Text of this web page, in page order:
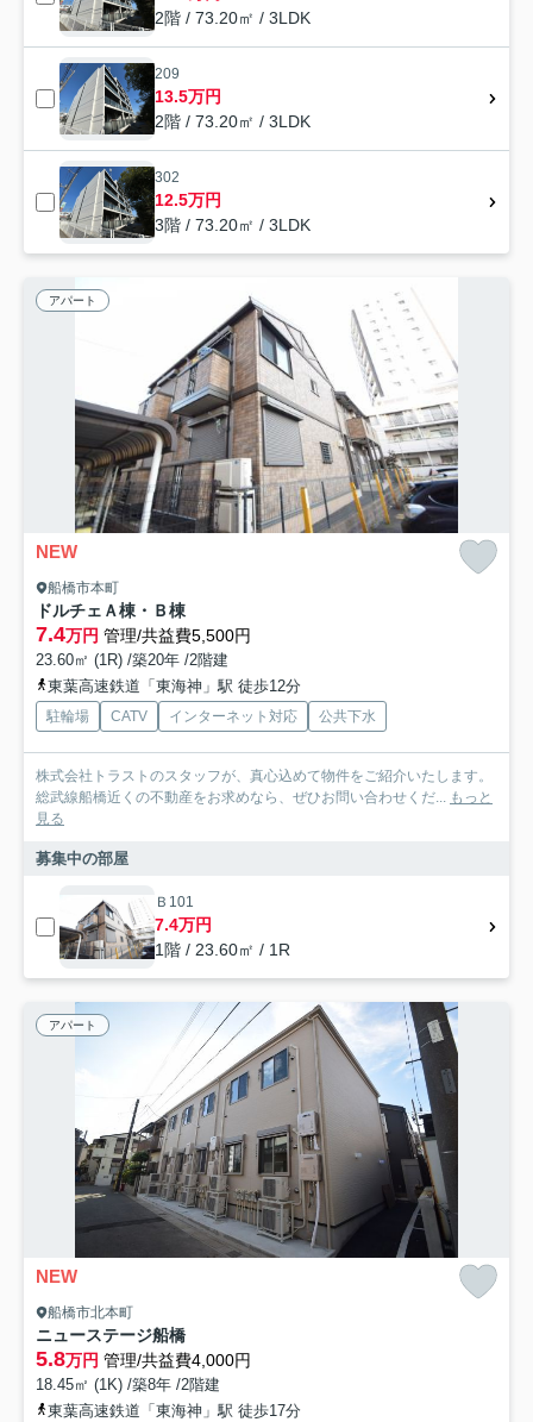
2階 / 73.20㎡ / 3LDK
209
13.5万円
2階 / 73.20㎡ / 3LDK
302
12.5万円
3階 / 73.20㎡ / 3LDK
アパート
NEW
船橋市本町
ドルチェＡ棟・Ｂ棟
7.4万円 管理/共益費5,500円
23.60㎡ (1R) /築20年 /2階建
東葉高速鉄道「東海神」駅 徒歩12分
駐輪場 CATV インターネット対応 公共下水
株式会社トラストのスタッフが、真心込めて物件をご紹介いたします。
総武線船橋近くの不動産をお求めなら、ぜひお問い合わせくだ... もっと
見る
募集中の部屋
Ｂ101
7.4万円
1階 / 23.60㎡ / 1R
アパート
NEW
船橋市北本町
ニューステージ船橋
5.8万円 管理/共益費4,000円
18.45㎡ (1K) /築8年 /2階建
東葉高速鉄道「東海神」駅 徒歩17分